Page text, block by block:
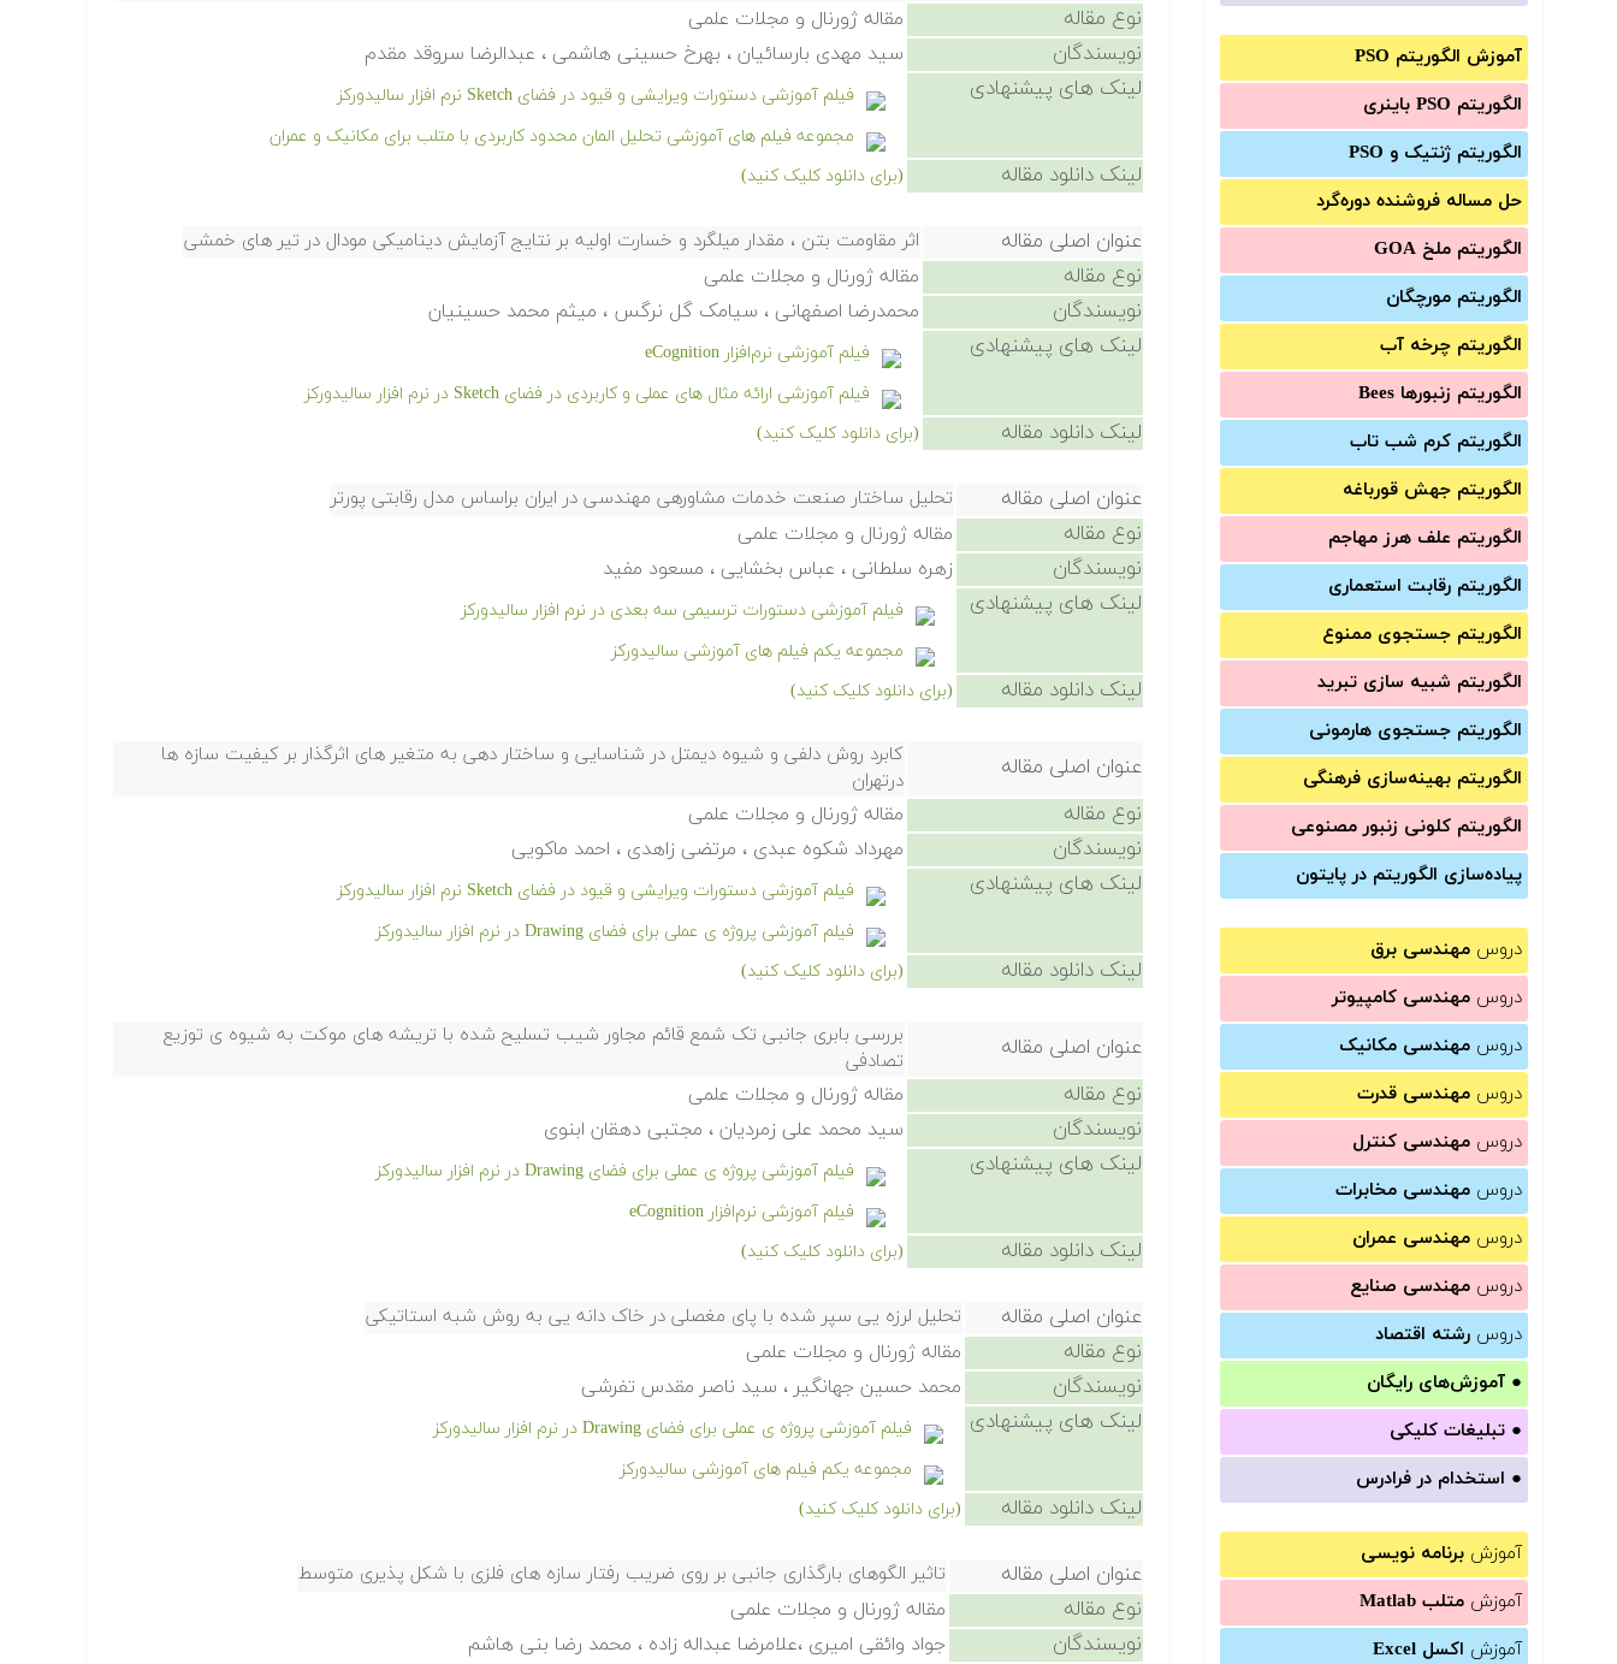
آموزش الگوریتم PSO
الگوریتم PSO باینری
الگوریتم ژنتیک و PSO
حل مساله فروشنده دوره‌گرد
الگوریتم ملخ GOA
الگوریتم مورچگان
الگوریتم چرخه آب
الگوریتم زنبورها Bees
الگوریتم کرم شب تاب
الگوریتم جهش قورباغه
الگوریتم علف هرز مهاجم
الگوریتم رقابت استعماری
الگوریتم جستجوی ممنوع
الگوریتم شبیه سازی تبرید
الگوریتم جستجوی هارمونی
الگوریتم بهینه‌سازی فرهنگی
الگوریتم کلونی زنبور مصنوعی
پیاده‌سازی الگوریتم در پایتون
دروس مهندسی برق
دروس مهندسی کامپیوتر
دروس مهندسی مکانیک
دروس مهندسی قدرت
دروس مهندسی کنترل
دروس مهندسی مخابرات
دروس مهندسی عمران
دروس مهندسی صنایع
دروس رشته اقتصاد
● آموزش‌های رایگان
● تبلیغات کلیکی
● استخدام در فرادرس
آموزش برنامه نویسی
آموزش متلب Matlab
آموزش اکسل Excel
نوع مقاله مقاله ژورنال و مجلات علمی
نویسندگان سید مهدی بارسائیان ، بهرخ حسینی هاشمی ، عبدالرضا سروقد مقدم
لینک های پیشنهادی
فیلم آموزشی دستورات ویرایشی و قیود در فضای Sketch نرم افزار سالیدورکز
مجموعه فیلم های آموزشی تحلیل المان محدود کاربردی با متلب برای مکانیک و عمران
لینک دانلود مقاله (برای دانلود کلیک کنید)
عنوان اصلی مقاله اثر مقاومت بتن ، مقدار میلگرد و خسارت اولیه بر نتایج آزمایش دینامیکی مودال در تیر های خمشی
نوع مقاله مقاله ژورنال و مجلات علمی
نویسندگان محمدرضا اصفهانی ، سیامک گل نرگس ، میثم محمد حسینیان
لینک های پیشنهادی
فیلم آموزشی نرم‌افزار eCognition
فیلم آموزشی ارائه مثال های عملی و کاربردی در فضای Sketch در نرم افزار سالیدورکز
لینک دانلود مقاله (برای دانلود کلیک کنید)
عنوان اصلی مقاله تحلیل ساختار صنعت خدمات مشاورهی مهندسی در ایران براساس مدل رقابتی پورتر
نوع مقاله مقاله ژورنال و مجلات علمی
نویسندگان زهره سلطانی ، عباس بخشایی ، مسعود مفید
لینک های پیشنهادی
فیلم آموزشی دستورات ترسیمی سه بعدی در نرم افزار سالیدورکز
مجموعه یکم فیلم های آموزشی سالیدورکز
لینک دانلود مقاله (برای دانلود کلیک کنید)
عنوان اصلی مقاله
کابرد روش دلفی و شیوه دیمتل در شناسایی و ساختار دهی به متغیر های اثرگذار بر کیفیت سازه ها
درتهران
نوع مقاله مقاله ژورنال و مجلات علمی
نویسندگان مهرداد شکوه عبدی ، مرتضی زاهدی ، احمد ماکویی
لینک های پیشنهادی
فیلم آموزشی دستورات ویرایشی و قیود در فضای Sketch نرم افزار سالیدورکز
فیلم آموزشی پروژه ی عملی برای فضای Drawing در نرم افزار سالیدورکز
لینک دانلود مقاله (برای دانلود کلیک کنید)
عنوان اصلی مقاله
بررسی بابری جانبی تک شمع قائم مجاور شیب تسلیح شده با تریشه های موکت به شیوه ی توزیع
تصادفی
نوع مقاله مقاله ژورنال و مجلات علمی
نویسندگان سید محمد علی زمردیان ، مجتبی دهقان ابنوی
لینک های پیشنهادی
فیلم آموزشی پروژه ی عملی برای فضای Drawing در نرم افزار سالیدورکز
فیلم آموزشی نرم‌افزار eCognition
لینک دانلود مقاله (برای دانلود کلیک کنید)
عنوان اصلی مقاله تحلیل لرزه یی سپر شده با پای مغصلی در خاک دانه یی به روش شبه استاتیکی
نوع مقاله مقاله ژورنال و مجلات علمی
نویسندگان محمد حسین جهانگیر ، سید ناصر مقدس تفرشی
لینک های پیشنهادی
فیلم آموزشی پروژه ی عملی برای فضای Drawing در نرم افزار سالیدورکز
مجموعه یکم فیلم های آموزشی سالیدورکز
لینک دانلود مقاله (برای دانلود کلیک کنید)
عنوان اصلی مقاله تاثیر الگوهای بارگذاری جانبی بر روی ضریب رفتار سازه های فلزی با شکل پذیری متوسط
نوع مقاله مقاله ژورنال و مجلات علمی
نویسندگان جواد وائقی امیری ،علامرضا عبداله زاده ، محمد رضا بنی هاشم